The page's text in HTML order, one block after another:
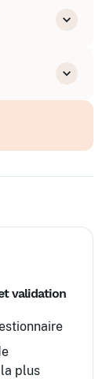
validation
plus